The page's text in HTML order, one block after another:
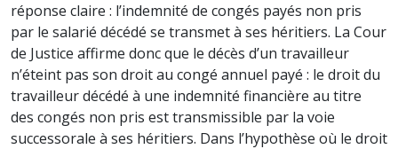
réponse claire : l’indemnité de congés payés non pris
par le salarié décédé se transmet à ses héritiers. La Cour
de Justice affirme donc que le décès d’un travailleur
n’éteint pas son droit au congé annuel payé : le droit du
travailleur décédé à une indemnité financière au titre
des congés non pris est transmissible par la voie
successorale à ses héritiers. Dans l’hypothèse où le droit